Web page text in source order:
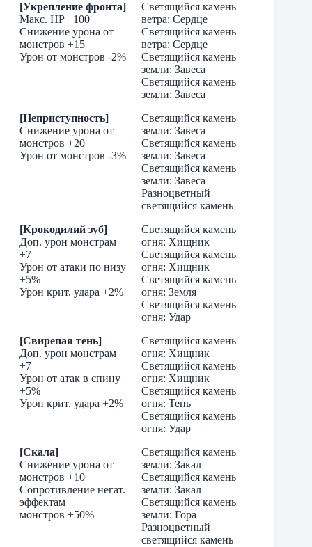
[Укрепление фронта]
Макс. HP +100
Снижение урона от
монстров +15
Урон от монстров -2%
Светящийся камень
ветра: Сердце
Светящийся камень
ветра: Сердце
Светящийся камень
земли: Завеса
Светящийся камень
земли: Завеса
[Неприступность]
Снижение урона от
монстров +20
Урон от монстров -3%
Светящийся камень
земли: Завеса
Светящийся камень
земли: Завеса
Светящийся камень
земли: Завеса
Разноцветный
светящийся камень
[Крокодилий зуб]
Доп. урон монстрам
+7
Урон от атаки по низу
+5%
Урон крит. удара +2%
Светящийся камень
огня: Хищник
Светящийся камень
огня: Хищник
Светящийся камень
огня: Земля
Светящийся камень
огня: Удар
[Свирепая тень]
Доп. урон монстрам
+7
Урон от атак в спину
+5%
Урон крит. удара +2%
Светящийся камень
огня: Хищник
Светящийся камень
огня: Хищник
Светящийся камень
огня: Тень
Светящийся камень
огня: Удар
[Скала]
Снижение урона от
монстров +10
Сопротивление негат.
эффектам
монстров +50%
Светящийся камень
земли: Закал
Светящийся камень
земли: Закал
Светящийся камень
земли: Гора
Разноцветный
светящийся камень